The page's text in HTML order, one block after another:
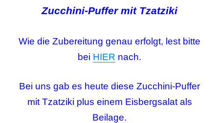
Zucchini-Puffer mit Tzatziki
Wie die Zubereitung genau erfolgt, lest bitte
bei HIER nach.
Bei uns gab es heute diese Zucchini-Puffer
mit Tzatziki plus einem Eisbergsalat als
Beilage.